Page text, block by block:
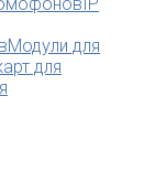
Модули для
для